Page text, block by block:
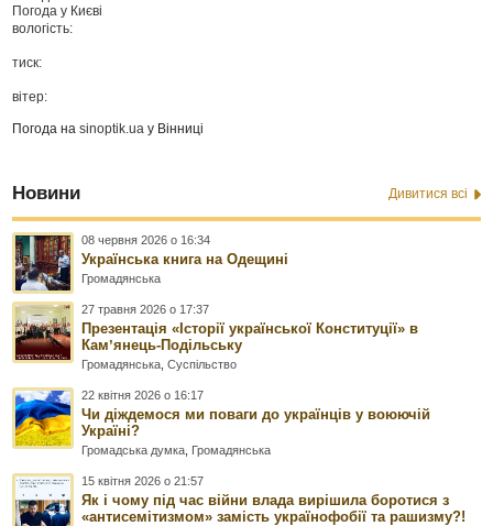
Погода у Києві
вологість:
тиск:
вітер:
Погода наsinoptik.ua у Вінниці
Новини Дивитися всі
08 червня 2026 о 16:34
Українська книга на Одещині
Громадянська
27 травня 2026 о 17:37
Презентація «Історії української Конституції» в
Камʼянець-Подільську
Громадянська ,Суспільство
22 квітня 2026 о 16:17
Чи діждемося ми поваги до українців у воюючій
Україні?
Громадська думка Громадянська
15 квітня 2026 о 21:57
Як і чому під час війни влада вирішила боротися з
«антисемітизмом» замість українофобії та рашизму?!